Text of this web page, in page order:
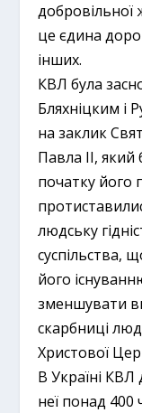
добровільної
це єдина
інших.
КВЛ була
Бляхніцким і
на заклик
Павла ІІ,
початку його
людську
суспільства,
його
зменшувати
скарбниці
Христової
В Україні КВЛ
неї понад 400